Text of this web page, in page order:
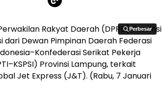
Perbesar
Perbesar
Rakyat Daerah (DPRD) Provinsi
dari Dewan Pimpinan Daerah Federasi
Serikat Pekerja
Provinsi Lampung, terkait
Jet Express (J&T). (Rabu, 7 Januari